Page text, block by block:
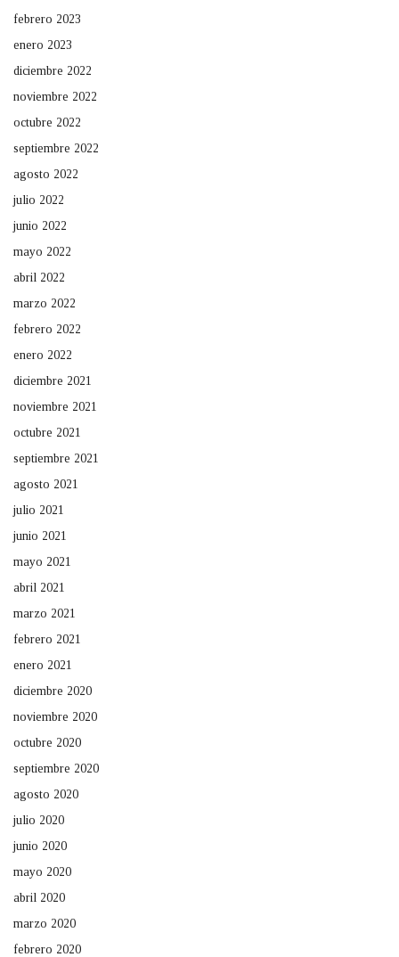
febrero 2023
enero 2023
diciembre 2022
noviembre 2022
octubre 2022
septiembre 2022
agosto 2022
julio 2022
junio 2022
mayo 2022
abril 2022
marzo 2022
febrero 2022
enero 2022
diciembre 2021
noviembre 2021
octubre 2021
septiembre 2021
agosto 2021
julio 2021
junio 2021
mayo 2021
abril 2021
marzo 2021
febrero 2021
enero 2021
diciembre 2020
noviembre 2020
octubre 2020
septiembre 2020
agosto 2020
julio 2020
junio 2020
mayo 2020
abril 2020
marzo 2020
febrero 2020